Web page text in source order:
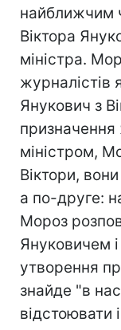
найближчим
Віктора
міністра.
журналістів
Янукович з
міністром,
Віктори,
а по-друге:
Мороз
Януковичем
утворення
знайде "в
відстоювати